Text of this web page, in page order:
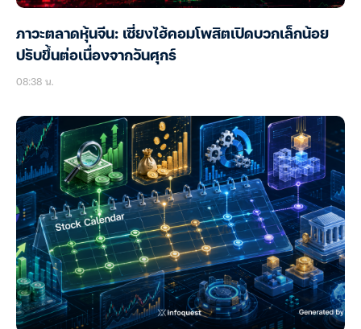
ภาวะตลาดหุ้นจีน: เซี่ยงไฮ้คอมโพสิตเปิดบวกเล็กน้อย
ปรับขึ้นต่อเนื่องจากวันศุกร์
08:38 น.